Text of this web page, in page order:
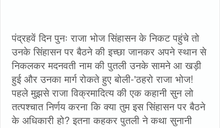
पंद्रहवें दिन पुनः राजा भोज सिंहासन के निकट पहुंचे तो
उनके सिंहासन पर बैठने की इच्छा जानकर अपने स्थान से
निकलकर मदनवती नाम की पुतली उनके सामने आ खड़ी
हुई और उनका मार्ग रोकते हुए बोली-'ठहरो राजा भोज!
पहले मुझसे राजा विक्रमादित्य की एक कहानी सुन लो
तत्पश्चात निर्णय करना कि क्या तुम इस सिंहासन पर बैठने
के अधिकारी हो? इतना कहकर पुतली ने कथा सुनानी